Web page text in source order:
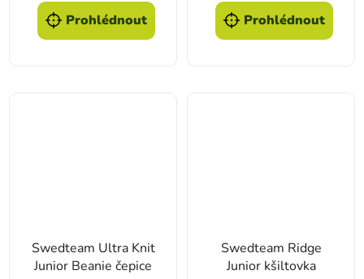
Prohlédnout Prohlédnout
Swedteam Ultra Knit
Junior Beanie čepice
Swedteam Ridge
Junior kšiltovka